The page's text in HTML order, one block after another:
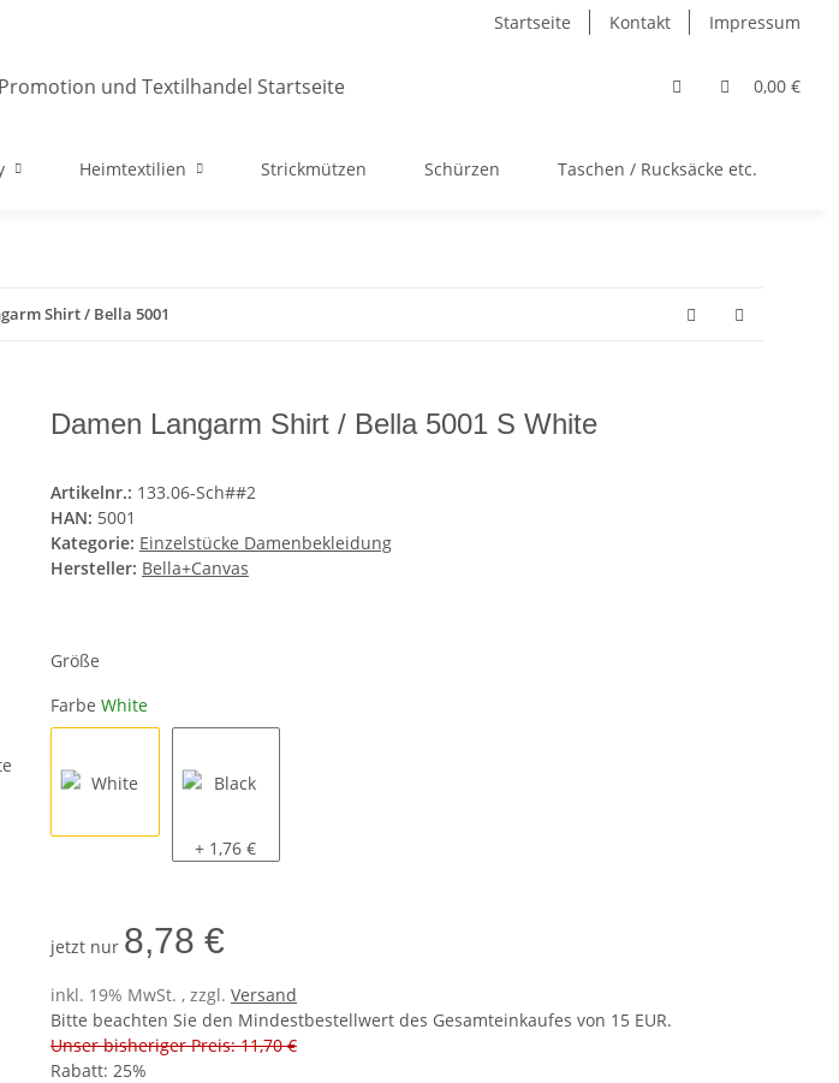
Startseite Kontakt Impressum
0,00 €
Heimtextilien Strickmützen Schürzen Taschen / Rucksäcke etc.
Shirt / Bella 5001
Damen Langarm Shirt / Bella 5001 S White
Artikelnr.: 133.06-Sch##2
HAN: 5001
Kategorie: Einzelstücke Damenbekleidung
Hersteller: Bella+Canvas
Größe
Farbe White
Black
+ 1,76 €
jetzt nur 8,78 €
inkl. 19% MwSt. , zzgl. Versand
Bitte beachten Sie den Mindestbestellwert des Gesamteinkaufes von 15 EUR.
Unser bisheriger Preis: 11,70 €
Rabatt: 25%